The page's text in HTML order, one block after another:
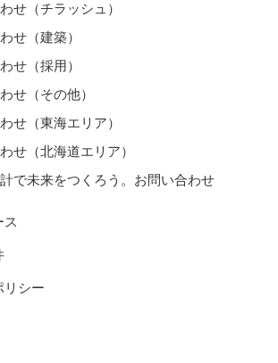
せ（チラッシュ）
せ（建築）
せ（採用）
せ（その他）
せ（東海エリア）
せ（北海道エリア）
で未来をつくろう。お問い合わせ
ス
リシー